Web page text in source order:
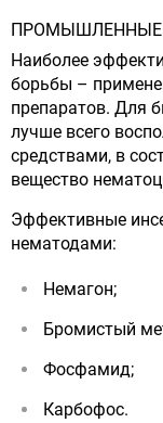
ПРОМЫШЛЕННЫЕ
Наиболее
борьбы –
препаратов. Для
лучше всего
средствами, в
вещество
Эффективные
нематодами:
Немагон;
Бромистый
Фосфамид;
Карбофос.